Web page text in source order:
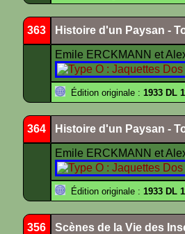
363 Histoire d'un Paysan -
Emile ERCKMANN et
Édition originale : 1933 DL
364 Histoire d'un Paysan -
Emile ERCKMANN et
Édition originale : 1933 DL
356 Scènes de la Vie des